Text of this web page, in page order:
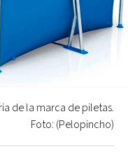
de la marca de piletas.
Foto: (Pelopincho)